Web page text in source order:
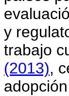
y
trabajo
(2013),